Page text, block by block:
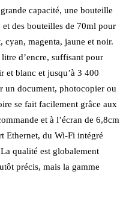
capacité, une bouteille
des bouteilles de 70ml pour
cyan, magenta, jaune et noir.
d’encre, suffisant pour
et blanc et jusqu’à 3 400
un document, photocopier ou
se fait facilement grâce aux
et à l’écran de 6,8cm
Ethernet, du Wi-Fi intégré
qualité est globalement
précis, mais la gamme